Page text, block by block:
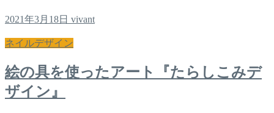
2021年3月18日 vivant
ネイルデザイン
絵の具を使ったアート『たらしこみデ
ザイン』